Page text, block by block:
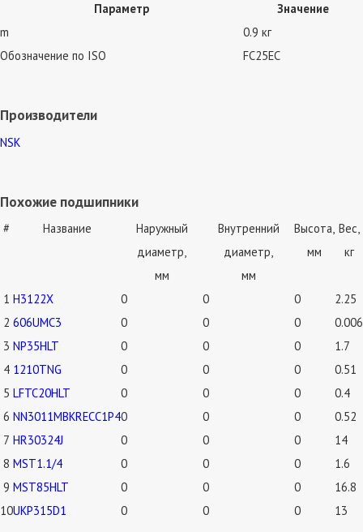
Параметр
Значение
m
0.9 кг
Обозначение по ISO
FC25EC
Производители
NSK
Похожие подшипники
# Название
Наружный
диаметр,
мм
Внутренний
диаметр,
мм
Высота,
мм
Вес,
кг
1 H3122X 0 0 0
2.25
2 606UMC3 0 0 0
0.006
3 NP35HLT 0 0 0
1.7
4 1210TNG 0 0 0
0.51
5 LFTC20HLT 0 0 0
0.4
6 NN3011MBKRECC1P40 0 0
0.52
7 HR30324J 0 0 0
14
8 MST1.1/4 0 0 0
1.6
9 MST85HLT 0 0 0
16.8
10UKP315D1 0 0 0 13